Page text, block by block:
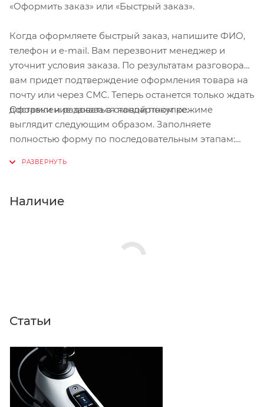
«Оформить заказ» или «Быстрый заказ».
Когда оформляете быстрый заказ, напишите ФИО,
телефон и e-mail. Вам перезвонит менеджер и
уточнит условия заказа. По результатам разговора
вам придет подтверждение оформления товара на
почту или через СМС. Теперь останется только ждать
доставки и радоваться новой покупке.
Оформление заказа в стандартном режиме
выглядит следующим образом. Заполняете
полностью форму по последовательным этапам:
Нажмите кнопку «Оформить заказ».
Наличие
Статьи